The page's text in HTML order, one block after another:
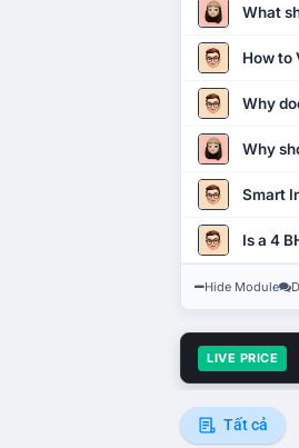
What
How to
Why
Why
Smart
Is a 4
Hide Module
LIVE PRICE
Tất cả